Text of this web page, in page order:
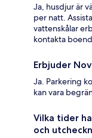
Ja, husdjur är
per natt.
vattenskålar
kontakta
Erbjuder
Ja. Parkering
kan vara
Vilka tider
och